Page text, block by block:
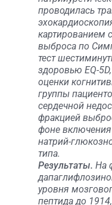
проводилась
картированием
выброса по
тест
здоровью EQ-
оценки
группы
сердечной
фракцией
фоне
натрий-
типа.
Результаты. На
уровня
пептида до